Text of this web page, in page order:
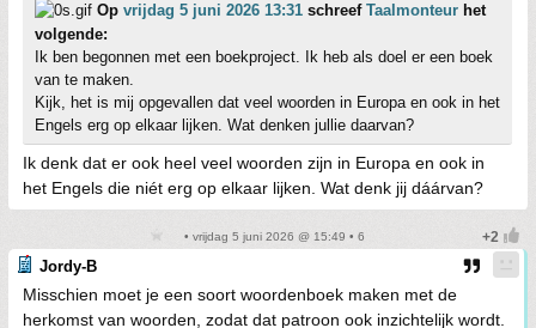
Op vrijdag 5 juni 2026 13:31 schreef Taalmonteur het
volgende:
Ik ben begonnen met een boekproject. Ik heb als doel er een boek
van te maken.
Kijk, het is mij opgevallen dat veel woorden in Europa en ook in het
Engels erg op elkaar lijken. Wat denken jullie daarvan?
Ik denk dat er ook heel veel woorden zijn in Europa en ook in
het Engels die niét erg op elkaar lijken. Wat denk jij dáárvan?
• vrijdag 5 juni 2026 @ 15:49 • 6
Jordy-B
Misschien moet je een soort woordenboek maken met de
herkomst van woorden, zodat dat patroon ook inzichtelijk wordt.